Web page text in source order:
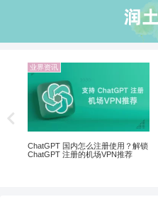
机场推荐
2026 中国国内10大翻墙机场推荐 |
翻墙VPN已经过时了